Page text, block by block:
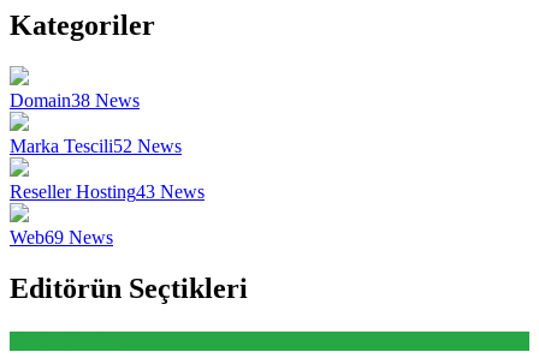
Kategoriler
Domain38 News
Marka Tescili52 News
Reseller Hosting43 News
Web69 News
Editörün Seçtikleri